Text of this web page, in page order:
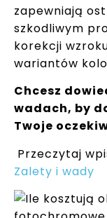
zapewniają
szkodliwym
korekcji
wariantów
Chcesz
wadach, by
Twoje
Przeczytaj
Zalety i wady